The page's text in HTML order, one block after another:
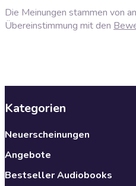
Die Meinungen stammen von
Übereinstimmung mit den
Kategorien
Neuerscheinungen
Angebote
Bestseller Audiobooks